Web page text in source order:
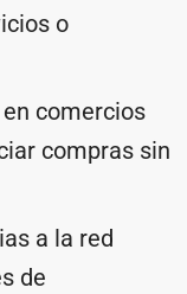
o
comercios
compras sin
a la red
de